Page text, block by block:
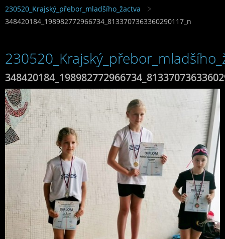
230520_Krajský_přebor_mladšího_žactva
348420184_198982772966734_8133707363360290117_n